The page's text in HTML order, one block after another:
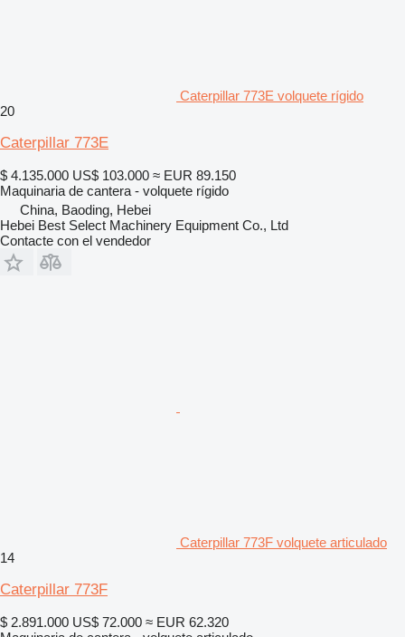
Caterpillar 773E volquete rígido
20
Caterpillar 773E
$ 4.135.000 US$ 103.000 ≈ EUR 89.150
Maquinaria de cantera - volquete rígido
China, Baoding, Hebei
Hebei Best Select Machinery Equipment Co., Ltd
Contacte con el vendedor
Caterpillar 773F volquete articulado
14
Caterpillar 773F
$ 2.891.000 US$ 72.000 ≈ EUR 62.320